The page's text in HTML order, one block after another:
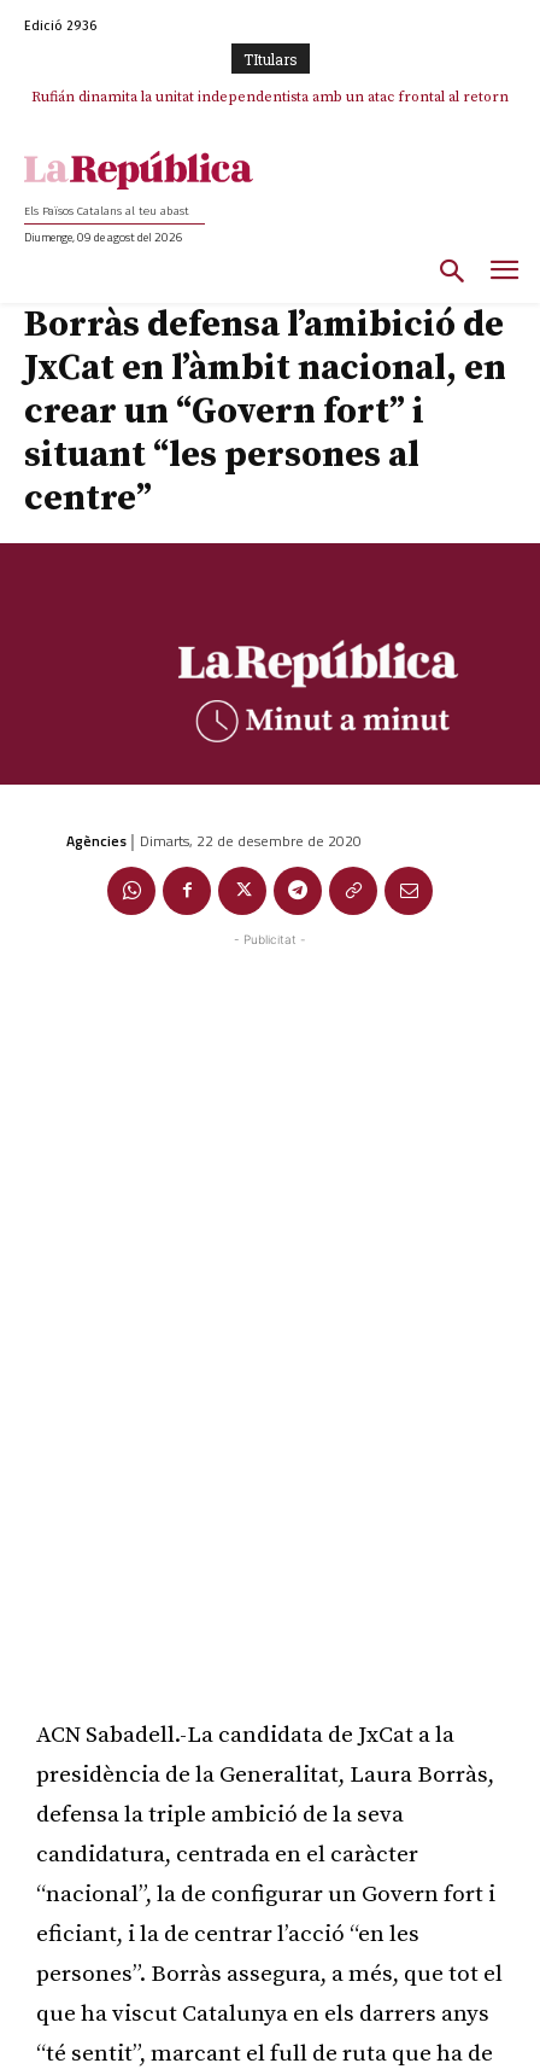
Edició 2936
TItulars
Rufián dinamita la unitat independentista amb un atac frontal al retorn
Els Països Catalans al teu abast
Diumenge, 09 de agost del 2026
Borràs defensa l’amibició de
JxCat en l’àmbit nacional, en
crear un “Govern fort” i
situant “les persones al
centre”
Agències | Dimarts, 22 de desembre de 2020
- Publicitat -
ACN Sabadell.-La candidata de JxCat a la
presidència de la Generalitat, Laura Borràs,
defensa la triple ambició de la seva
candidatura, centrada en el caràcter
“nacional”, la de configurar un Govern fort i
eficiant, i la de centrar l’acció “en les
persones”. Borràs assegura, a més, que tot el
que ha viscut Catalunya en els darrers anys
“té sentit”, marcant el full de ruta que ha de